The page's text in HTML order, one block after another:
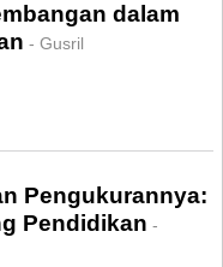
dalam
- Gusril
Pengukurannya:
Pendidikan -